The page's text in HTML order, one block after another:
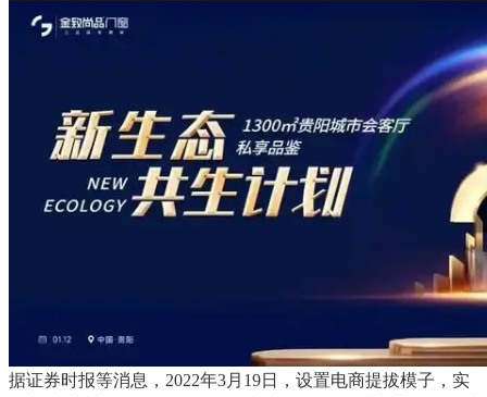
据证券时报等消息，2022年3月19日，设置电商提拔模子，实